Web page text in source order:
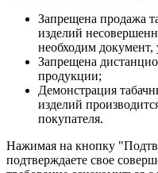
Запрещена продажа
изделий
необходим
Запрещена
продукции;
Демонстрация
изделий
покупателя.
Нажимая на кнопку
подтверждаете свое